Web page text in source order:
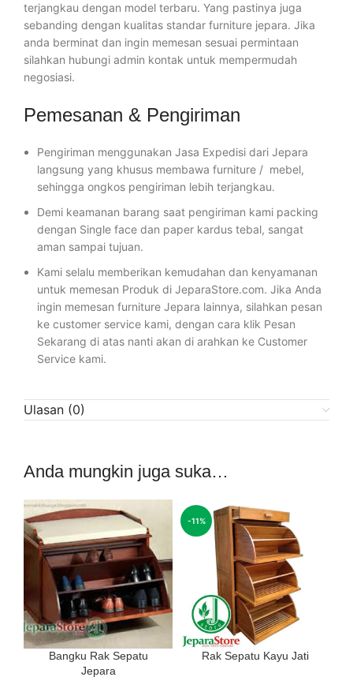
terjangkau dengan model terbaru. Yang pastinya juga
sebanding dengan kualitas standar furniture jepara. Jika
anda berminat dan ingin memesan sesuai permintaan
silahkan hubungi admin kontak untuk mempermudah
negosiasi.
Pemesanan & Pengiriman
Pengiriman menggunakan Jasa Expedisi dari Jepara
langsung yang khusus membawa furniture / mebel,
sehingga ongkos pengiriman lebih terjangkau.
Demi keamanan barang saat pengiriman kami packing
dengan Single face dan paper kardus tebal, sangat
aman sampai tujuan.
Kami selalu memberikan kemudahan dan kenyamanan
untuk memesan Produk di JeparaStore.com. Jika Anda
ingin memesan furniture Jepara lainnya, silahkan pesan
ke customer service kami, dengan cara klik Pesan
Sekarang di atas nanti akan di arahkan ke Customer
Service kami.
Ulasan (0)
Anda mungkin juga suka…
Bangku Rak Sepatu
Jepara
-11%
Rak Sepatu Kayu Jati